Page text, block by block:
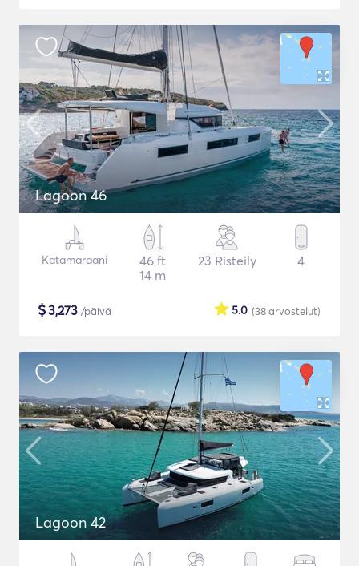
Lagoon 46
Katamaraani
46 ft
14 m
23 Risteily 4
$3,273 /päivä (38arvostelut)
5.0
Lagoon 42